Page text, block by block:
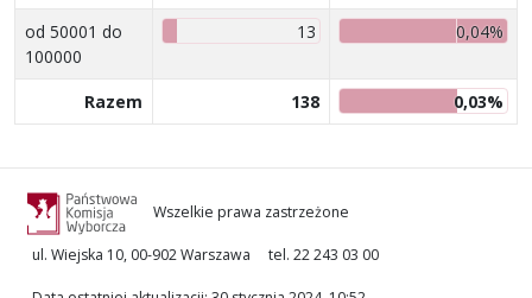
od 50001 do
100000
13 0,04%
Razem 138 0,03%
Wszelkie prawa zastrzeżone
ul. Wiejska 10, 00-902 Warszawa tel. 22 243 03 00